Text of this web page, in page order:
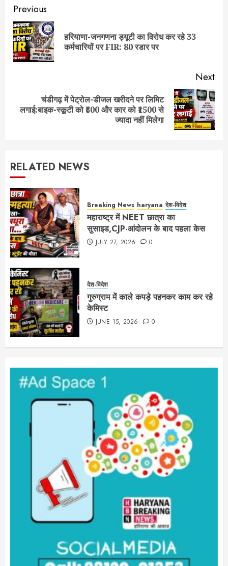
Post
navigation
Previous
हरियाणा-जनगणना ड्यूटी का विरोध कर रहे 33
कर्मचारियों पर FIR: 80 रडार पर
Next
Next
चंडीगढ़ में पेट्रोल-डीजल खरीदने पर लिमिट
लगाई:बाइक-स्कूटी को ₹500 और कार को ₹1500 से
ज्यादा नहीं मिलेगा
RELATED NEWS
Breaking News haryana देश-विदेश
महाराष्ट्र में NEET छात्रा का
सुसाइड,CJP-आंदोलन के बाद पहला केस
JULY 27, 2026 0
देश-विदेश
गुरुग्राम में काले कपड़े पहनकर काम कर रहे
केमिस्ट
JUNE 15, 2026 0